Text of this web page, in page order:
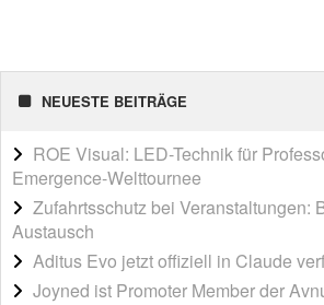
NEUESTE BEITRÄGE
ROE Visual: LED-Technik für
Emergence-Welttournee
Zufahrtsschutz bei Veranstaltungen:
Austausch
Aditus Evo jetzt offiziell in Claude
Joyned ist Promoter Member der